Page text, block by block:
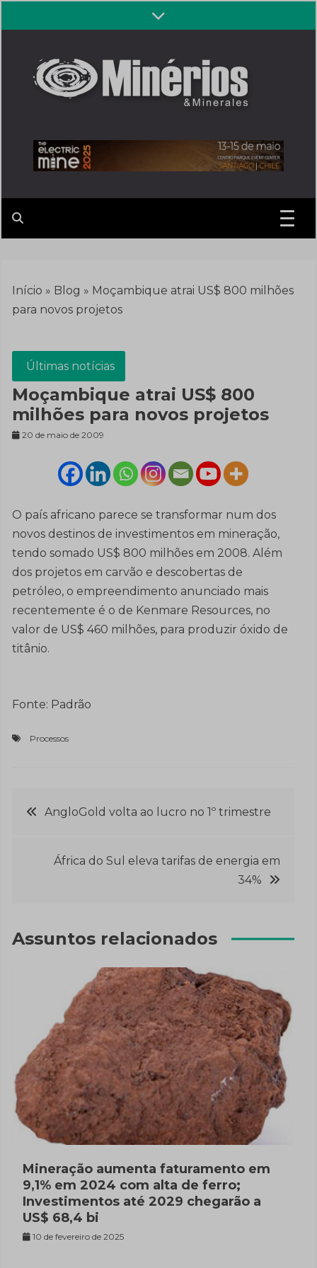
to
Revista
Minérios &
Minerales
Início » Blog » Moçambique atrai US$ 800 milhões
para novos projetos
Últimas notícias
Moçambique atrai US$ 800
milhões para novos projetos
20 de maio de 2009
O país africano parece se transformar num dos
novos destinos de investimentos em mineração,
tendo somado US$ 800 milhões em 2008. Além
dos projetos em carvão e descobertas de
petróleo, o empreendimento anunciado mais
recentemente é o de Kenmare Resources, no
valor de US$ 460 milhões, para produzir óxido de
titânio.
Fonte: Padrão
Processos
Navegação
AngloGold volta ao lucro no 1º trimestre
África do Sul eleva tarifas de energia em
34%
Assuntos relacionados
Mineração aumenta faturamento em
9,1% em 2024 com alta de ferro;
Investimentos até 2029 chegarão a
US$ 68,4 bi
10 de fevereiro de 2025